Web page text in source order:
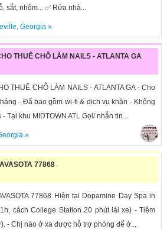
sắt, nhôm... ✅ Rửa nhà...
, Georgia»
THUÊ CHỖ LÀM NAILS - ATLANTA GA
THUÊ CHỖ LÀM NAILS - ATLANTA GA - Cho
- Đã bao gồm wi-fi & dịch vụ khăn - Không
Tại khu MIDTOWN ATL Gọi/ nhắn tin...
»
77868
77868 Hiện tại Dopamine Day Spa in
cách College Station 20 phút lái xe) - Tiệm
- Chị nào ở xa được hỗ trợ phòng để ở...